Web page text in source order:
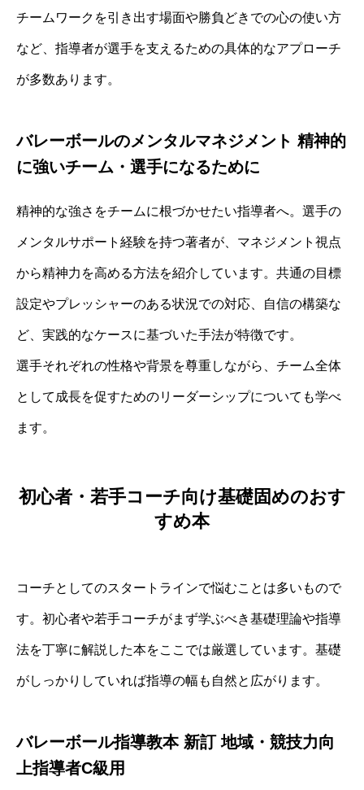
チームワークを引き出す場面や勝負どきでの心の使い方
など、指導者が選手を支えるための具体的なアプローチ
が多数あります。
バレーボールのメンタルマネジメント 精神的
に強いチーム・選手になるために
精神的な強さをチームに根づかせたい指導者へ。選手の
メンタルサポート経験を持つ著者が、マネジメント視点
から精神力を高める方法を紹介しています。共通の目標
設定やプレッシャーのある状況での対応、自信の構築な
ど、実践的なケースに基づいた手法が特徴です。
選手それぞれの性格や背景を尊重しながら、チーム全体
として成長を促すためのリーダーシップについても学べ
ます。
初心者・若手コーチ向け基礎固めのおす
すめ本
コーチとしてのスタートラインで悩むことは多いもので
す。初心者や若手コーチがまず学ぶべき基礎理論や指導
法を丁寧に解説した本をここでは厳選しています。基礎
がしっかりしていれば指導の幅も自然と広がります。
バレーボール指導教本 新訂 地域・競技力向
上指導者C級用